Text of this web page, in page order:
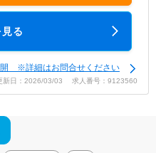
る
開 ※詳細はお問合せください
新日：2026/03/03 求人番号：9123560